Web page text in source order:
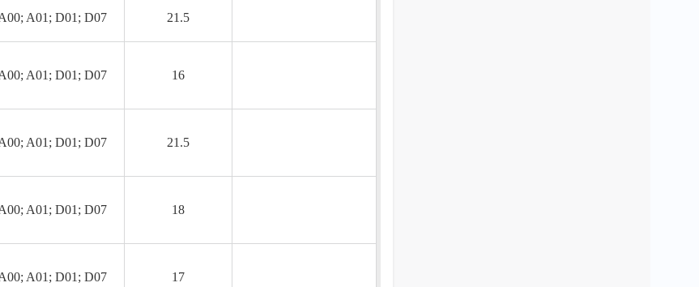
A01; D01; D07 21.5
A01; D01; D07 16
A01; D01; D07 21.5
A01; D01; D07 18
A01; D01; D07 17